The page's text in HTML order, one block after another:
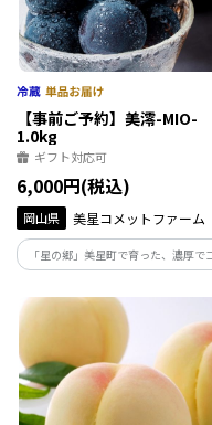
【事前ご予約】美澪-MIO-
1.0kg
ギフト対応可
6,000円(税込)
岡山県 美星コメットファーム
「星の郷」美星町で育った、濃厚で
のあるニューピオーネ“美澪-MIO-”。
肥料や農薬に頼らず土づくりからこ
った、贈り物にもおすすめな逸品です
【お届け時期：8月下旬～9月中旬